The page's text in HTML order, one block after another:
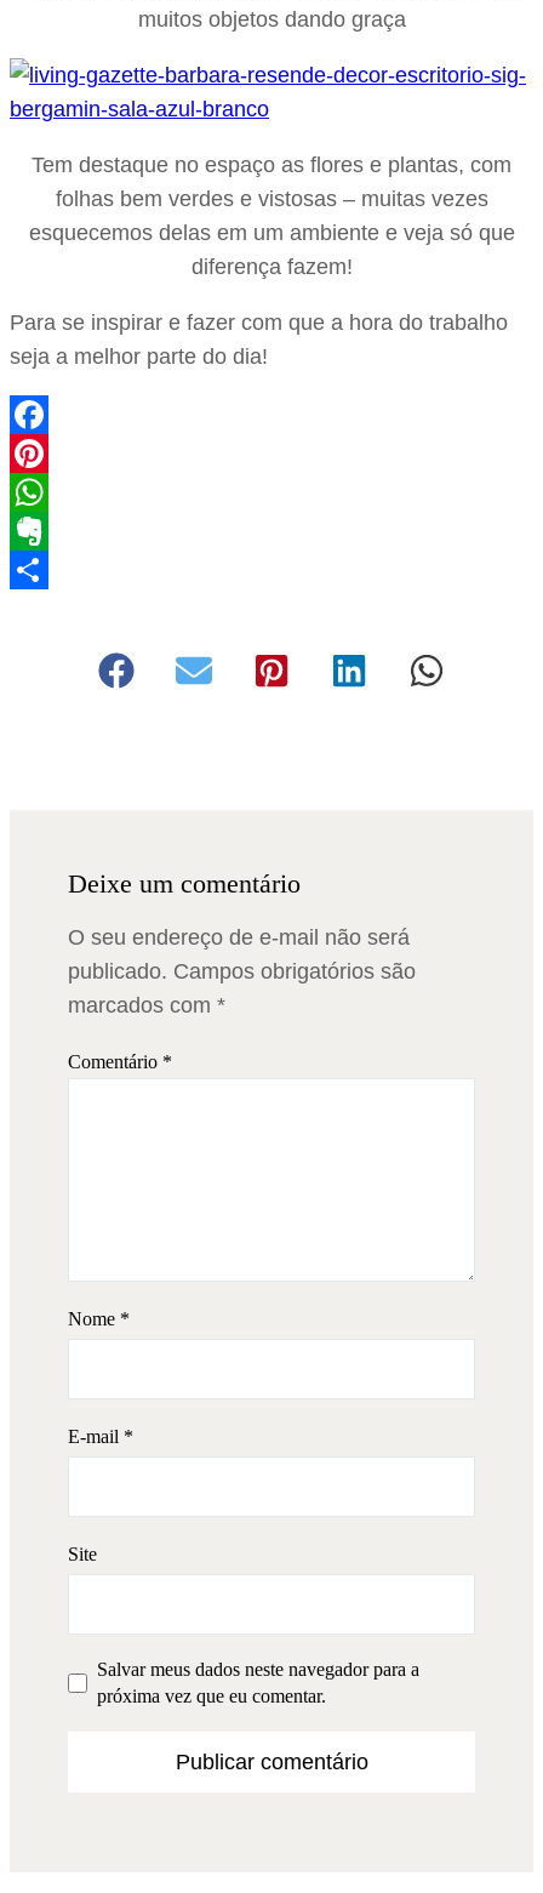
muitos objetos dando graça
Tem destaque no espaço as flores e plantas, com
folhas bem verdes e vistosas – muitas vezes
esquecemos delas em um ambiente e veja só que
diferença fazem!
Para se inspirar e fazer com que a hora do trabalho
seja a melhor parte do dia!
Facebook
Pinterest
WhatsApp
Evernote
Deixe um comentário
O seu endereço de e-mail não será
publicado. Campos obrigatórios são
marcados com *
Comentário *
Nome *
E-mail *
Site
Salvar meus dados neste navegador para a
próxima vez que eu comentar.